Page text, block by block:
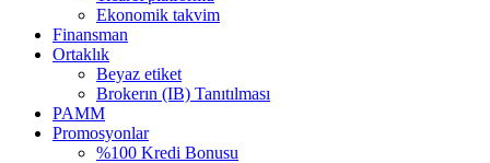
Ekonomik takvim
Finansman
Ortaklık
Beyaz etiket
Brokerın (IB) Tanıtılması
PAMM
Promosyonlar
%100 Kredi Bonusu